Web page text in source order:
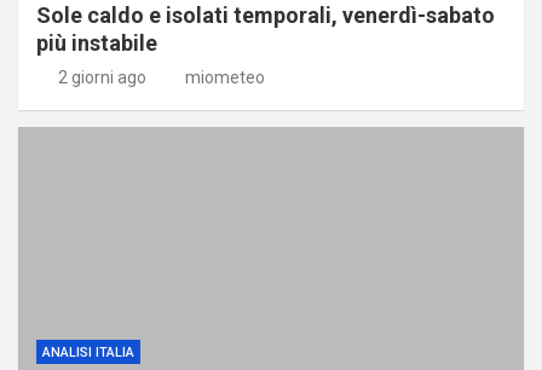
Sole caldo e isolati temporali, venerdì-sabato
più instabile
2 giorni ago miometeo
ANALISI ITALIA